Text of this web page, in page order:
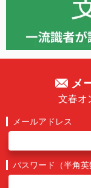
メ
文春オ
メールアドレス
パスワード（半角英